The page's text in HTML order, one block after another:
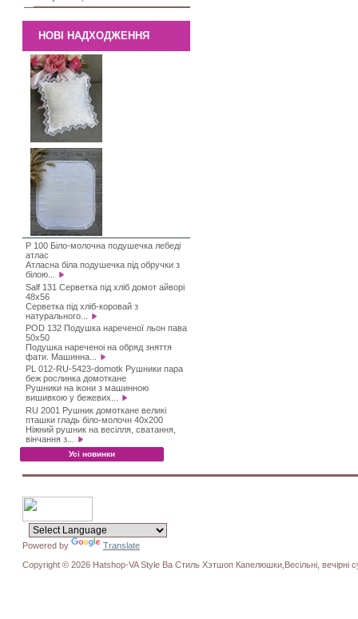
НОВІ НАДХОДЖЕННЯ
P 100 Біло-молочна подушечка лебеді
атлас
Атласна біла подушечка під обручки з
білою...
Salf 131 Серветка під хліб домот айворі
48х56
Серветка під хліб-коровай з
натурального...
POD 132 Подушка нареченої льон пава
50х50
Подушка нареченоі на обряд зняття
фати. Машинна...
PL 012-RU-5423-domotk Рушники пара
беж рослинка домоткане
Рушники на ікони з машинною
вишивкою у бежевих...
RU 2001 Рушник домоткане великі
пташки гладь біло-молочн 40х200
Ніжний рушник на весілля, сватання,
вінчання з...
Усі новинки
Powered by
Translate
Copyright © 2026 Hatshop-VA Style Ва Стиль Хэтшоп Капелюшки,Весільні, вечірні